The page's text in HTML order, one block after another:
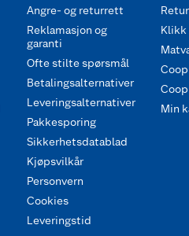
Angre- og returrett
Reklamasjon og
garanti
Ofte stilte spørsmål
Betalingsalternativer
Leveringsalternativer
Pakkesporing
Sikkerhetsdatablad
Kjøpsvilkår
Personvern
Cookies
Leveringstid
Klikk
Min